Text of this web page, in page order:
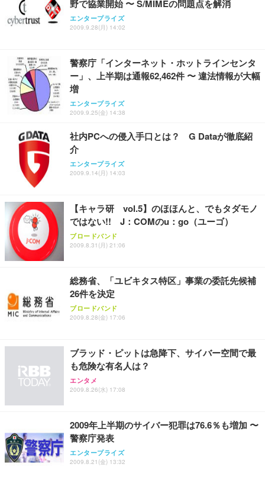
野で協業開始 〜 S/MIMEの問題点を解消
エンタープライズ
2009.9.28(月) 14:02
警察庁「インターネット・ホットラインセンタ
ー」、上半期は通報62,462件 〜 違法情報が大幅
増
エンタープライズ
2009.9.25(金) 14:38
社内PCへの侵入手口とは？ G Dataが徹底紹
介
エンタープライズ
2009.9.14(月) 14:03
【キャラ研 vol.5】のほほんと、でもタダモノ
ではない!! J：COMのu：go（ユーゴ）
ブロードバンド
2009.8.31(月) 21:06
総務省、「ユビキタス特区」事業の委託先候補
26件を決定
ブロードバンド
2009.8.28(金) 17:06
ブラッド・ピットは急降下、サイバー空間で最
も危険な有名人は？
エンタメ
2009.8.26(水) 17:08
2009年上半期のサイバー犯罪は76.6％も増加 〜
警察庁発表
エンタープライズ
2009.8.21(金) 13:32